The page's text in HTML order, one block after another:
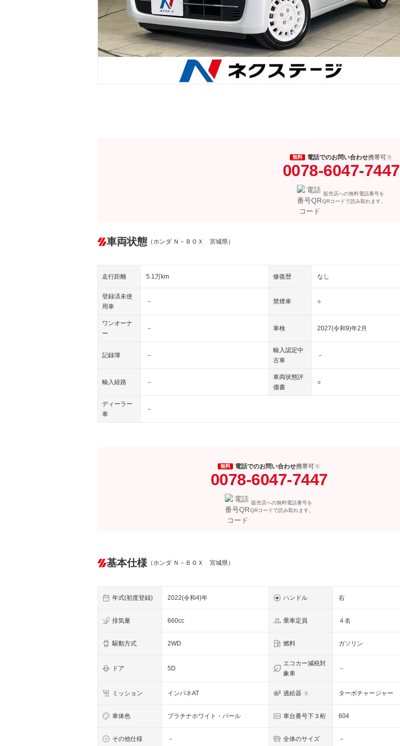
無料 電話でのお問い合わせ携帯可
0078-6047-7447
販売店への無料電話番号を
QRコードで読み取れます。
車両状態 （ホンダ Ｎ－ＢＯＸ 宮城県）
走行距離 5.1万km 修復歴 なし
登録済未使
用車
－ 禁煙車 ○
ワンオーナ
ー
－ 車検 2027(令和9)年2月
記録簿 －
輸入認定中
古車
－
輸入経路 －
車両状態評
価書
○
ディーラー
車
－
無料 電話でのお問い合わせ携帯可
0078-6047-7447
販売店への無料電話番号を
QRコードで読み取れます。
基本仕様 （ホンダ Ｎ－ＢＯＸ 宮城県）
年式(初度登録) 2022(令和4)年 ハンドル 右
排気量 660cc 乗車定員 ４名
駆動方式 2WD 燃料 ガソリン
ドア 5D
エコカー減税対
象車
－
ミッション インパネAT 過給器 ターボチャージャー
車体色 プラチナホワイト・パール 車台番号下３桁 604
その他仕様 － 全体のサイズ －